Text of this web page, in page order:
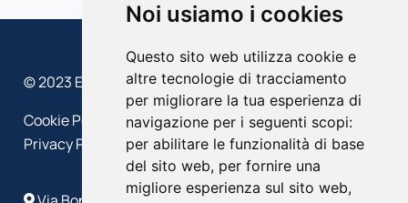
Noi usiamo i cookies
Questo sito web utilizza cookie e
altre tecnologie di tracciamento
per migliorare la tua esperienza di
navigazione per i seguenti scopi:
per abilitare le funzionalità di base
del sito web, per fornire una
migliore esperienza sul sito web,
© 2023 EFFEDIESSE – Politecnico di Milano
Cookie Policy
Privacy Policy